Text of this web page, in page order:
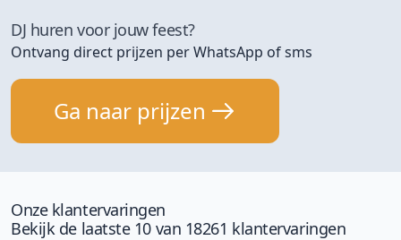
DJ huren voor jouw feest?
Ontvang direct prijzen per WhatsApp of sms
Ga naar prijzen
Onze klantervaringen
Bekijk de laatste 10 van 18261 klantervaringen